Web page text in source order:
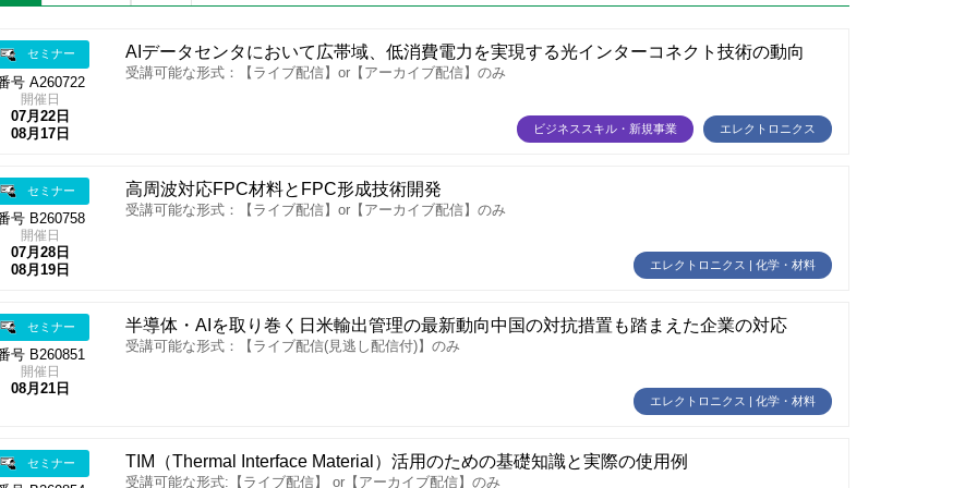
セミナー
号 A260722
開催日
07月22日
08月17日
AIデータセンタにおいて広帯域、低消費電力を実現する光インターコネクト技術の動向
受講可能な形式：【ライブ配信】or【アーカイブ配信】のみ
ビジネススキル・新規事業 エレクトロニクス
セミナー
号 B260758
開催日
07月28日
08月19日
高周波対応FPC材料とFPC形成技術開発
受講可能な形式：【ライブ配信】or【アーカイブ配信】のみ
エレクトロニクス | 化学・材料
セミナー
号 B260851
開催日
08月21日
半導体・AIを取り巻く日米輸出管理の最新動向中国の対抗措置も踏まえた企業の対応
受講可能な形式：【ライブ配信(見逃し配信付)】のみ
エレクトロニクス | 化学・材料
セミナー TIM（Thermal Interface Material）活用のための基礎知識と実際の使用例
受講可能な形式:【ライブ配信】 or【アーカイブ配信】のみ